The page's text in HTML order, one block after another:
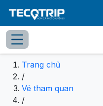
Tổng quan Gói dịch vụ
Trang chủ
/
Vé tham quan
/